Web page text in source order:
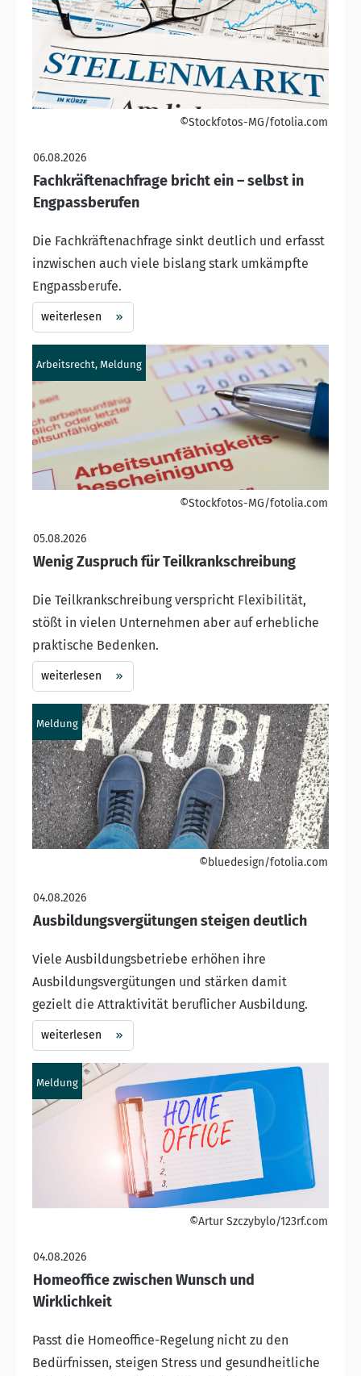
©Stockfotos-MG/fotolia.com
06.08.2026
Fachkräftenachfrage bricht ein – selbst in
Engpassberufen
Die Fachkräftenachfrage sinkt deutlich und erfasst
inzwischen auch viele bislang stark umkämpfte
Engpassberufe.
weiterlesen
Arbeitsrecht, Meldung
©Stockfotos-MG/fotolia.com
05.08.2026
Wenig Zuspruch für Teilkrankschreibung
Die Teilkrankschreibung verspricht Flexibilität,
stößt in vielen Unternehmen aber auf erhebliche
praktische Bedenken.
weiterlesen
Meldung
©bluedesign/fotolia.com
04.08.2026
Ausbildungsvergütungen steigen deutlich
Viele Ausbildungsbetriebe erhöhen ihre
Ausbildungsvergütungen und stärken damit
gezielt die Attraktivität beruflicher Ausbildung.
weiterlesen
Meldung
©Artur Szczybylo/123rf.com
04.08.2026
Homeoffice zwischen Wunsch und
Wirklichkeit
Passt die Homeoffice-Regelung nicht zu den
Bedürfnissen, steigen Stress und gesundheitliche